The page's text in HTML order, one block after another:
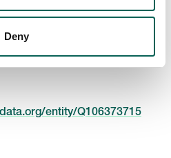
Deny
entity/Q106373715